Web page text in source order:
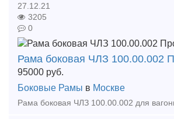
27.12.21
3205
0
Рама боковая ЧЛЗ 100.00.002
95000 руб.
Боковые Рамы в Москве